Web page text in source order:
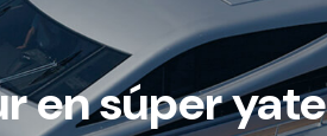
en súper yate